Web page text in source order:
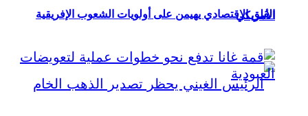
القلق الاقتصادي يهيمن على أولويات الشعوب الإفريقية
الأمريكي